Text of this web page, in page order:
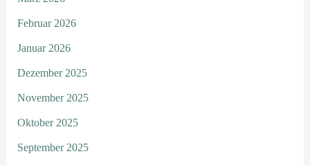
Februar 2026
Januar 2026
Dezember 2025
November 2025
Oktober 2025
September 2025